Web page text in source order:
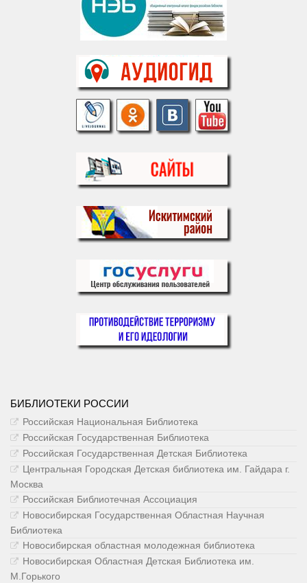
БИБЛИОТЕКИ РОССИИ
Российская Национальная Библиотека
Российская Государственная Библиотека
Российская Государственная Детская Библиотека
Центральная Городская Детская библиотека им. Гайдара г.
Москва
Российская Библиотечная Ассоциация
Новосибирская Государственная Областная Научная
Библиотека
Новосибирская областная молодежная библиотека
Новосибирская Областная Детская Библиотека им.
М.Горького